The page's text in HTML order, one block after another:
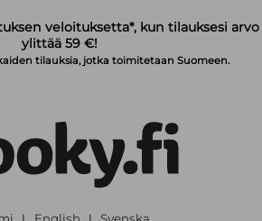
veloituksetta*, kun tilauksesi arvo
ylittää 59 €!
tilauksia, jotka toimitetaan Suomeen.
English Svenska